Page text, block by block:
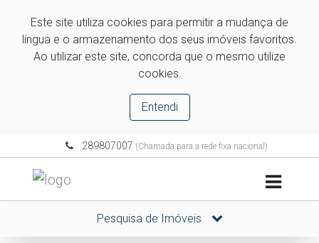
Este site utiliza cookies para permitir a mudança de
língua e o armazenamento dos seus imóveis favoritos.
Ao utilizar este site, concorda que o mesmo utilize
cookies.
Entendi
289807007 (Chamada para a rede fixa nacional)
Pesquisa de Imóveis